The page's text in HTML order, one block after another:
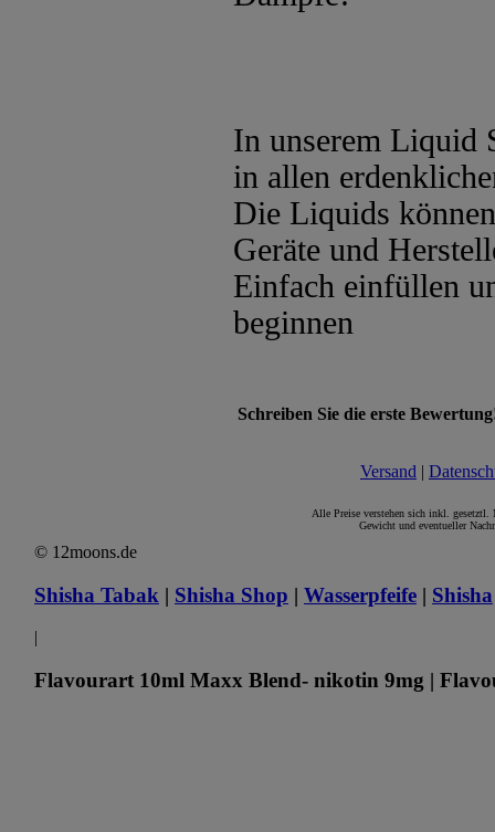
In unserem Liquid
in allen
Die Liquids
Geräte und
Einfach einfüllen
beginnen
Schreiben Sie die erste
Versand |
Alle Preise verstehen sich inkl.
Gewicht und eventueller
© 12moons.de
Shisha Tabak | Shisha Shop | Wasserpfeife | Shisha
|
Flavourart 10ml Maxx Blend- nikotin 9mg |